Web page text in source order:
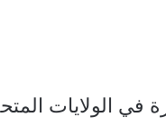
في الولايات